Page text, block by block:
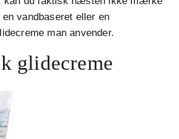
vandbaseret eller en
man anvender.
glidecreme